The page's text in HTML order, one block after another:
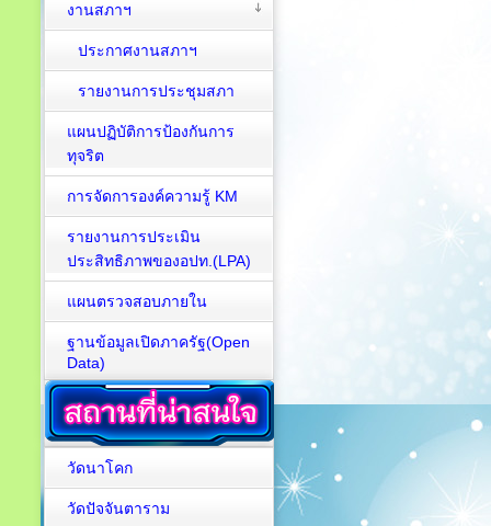
งานสภาฯ
ประกาศงานสภาฯ
รายงานการประชุมสภา
แผนปฏิบัติการป้องกันการ
ทุจริต
การจัดการองค์ความรู้ KM
รายงานการประเมิน
ประสิทธิภาพของอปท.(LPA)
แผนตรวจสอบภายใน
ฐานข้อมูลเปิดภาครัฐ(Open
Data)
วัดนาโคก
วัดปัจจันตาราม